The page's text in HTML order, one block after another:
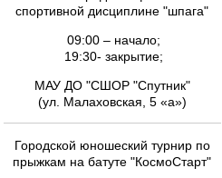
спортивной дисциплине "шпага"
09:00 – начало;
19:30- закрытие;
МАУ ДО "СШОР "Спутник"
(ул. Малаховская, 5 «а»)
Городской юношеский турнир по
прыжкам на батуте "КосмоСтарт"